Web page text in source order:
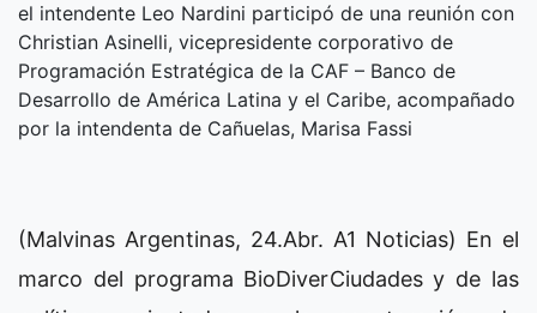
el intendente Leo Nardini participó de una reunión con
Christian Asinelli, vicepresidente corporativo de
Programación Estratégica de la CAF – Banco de
Desarrollo de América Latina y el Caribe, acompañado
por la intendenta de Cañuelas, Marisa Fassi
(Malvinas Argentinas, 24.Abr. A1 Noticias) En el
marco del programa BioDiverCiudades y de las